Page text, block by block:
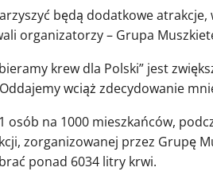
będą dodatkowe
organizatorzy – Grupa
krew dla Polski” jest
wciąż zdecydowanie
osób na 1000 mieszkańców,
zorganizowanej przez Grupę
ponad 6034 litry krwi.